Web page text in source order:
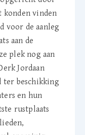
konden vinden
voor de aanleg
aan de
plek nog aan
Jordaan
ter beschikking
en hun
rustplaats